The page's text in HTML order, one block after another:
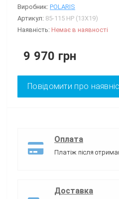
Виробник: POLARIS
Артикул: 85-115 HP (13X19)
Наявність: Немає в наявності
9 970 грн
Повідомити про
Оплата
Платіж після
Доставка